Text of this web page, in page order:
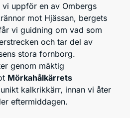
vi uppför en av Ombergs
mot Hjässan, bergets
vi guidning om vad som
och tar del av
stora fornborg.
genom mäktig
Mörkahålkärrets
kalkrikkärr, innan vi åter
eftermiddagen.